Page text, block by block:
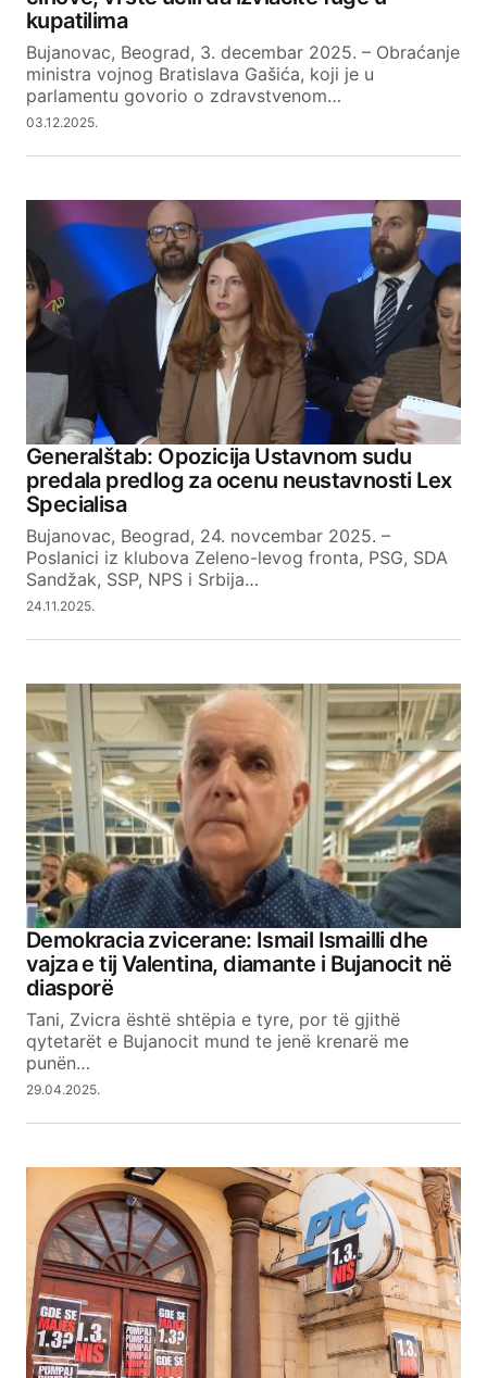
Your E-mail
SUBMIT COMMENT
kupatilima
Bujanovac, Beograd, 3. decembar 2025. – Obraćanje
ministra vojnog Bratislava Gašića, koji je u
parlamentu govorio o zdravstvenom…
03.12.2025.
Generalštab: Opozicija Ustavnom sudu
predala predlog za ocenu neustavnosti Lex
Specialisa
Bujanovac, Beograd, 24. novcembar 2025. –
Poslanici iz klubova Zeleno-levog fronta, PSG, SDA
Sandžak, SSP, NPS i Srbija…
24.11.2025.
Demokracia zvicerane: Ismail Ismailli dhe
vajza e tij Valentina, diamante i Bujanocit në
diasporë
Tani, Zvicra është shtëpia e tyre, por të gjithë
qytetarët e Bujanocit mund te jenë krenarë me
punën…
29.04.2025.